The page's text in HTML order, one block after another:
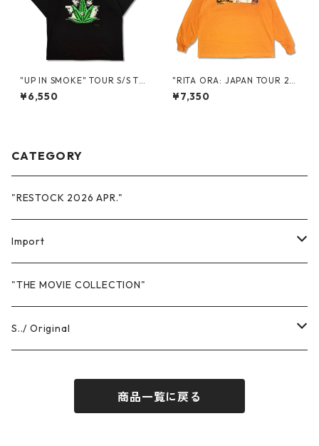
"UP IN SMOKE" TOUR S/S TE
E
¥6,550
"RITA ORA: JAPAN TOUR 20
24" L/S TEE
¥7,350
CATEGORY
"RESTOCK 2026 APR."
Import
Sweat
Hoodie
T-Shits
"THE MOVIE COLLECTION"
S../ Original
商品一覧に戻る